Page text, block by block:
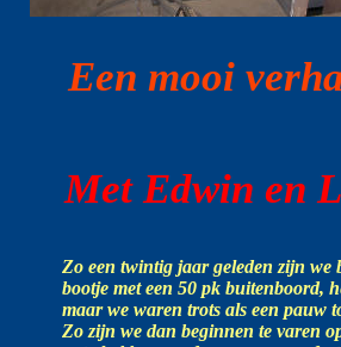
Zo een twintig jaar geleden zijn we
bootje met een 50 pk buitenboord,
maar we waren trots als een pauw
Zo zijn we dan beginnen te varen
Met Edwin en
Een mooi